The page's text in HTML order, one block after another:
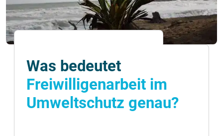
Was bedeutet
Freiwilligenarbeit im
Umweltschutz genau?